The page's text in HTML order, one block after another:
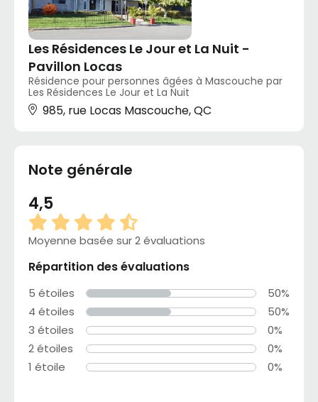
Les Résidences Le Jour et La Nuit -
Pavillon Locas
Résidence pour personnes âgées à Mascouche par
Les Résidences Le Jour et La Nuit
985, rue Locas Mascouche, QC
Note générale
4,5
Moyenne basée sur 2 évaluations
Répartition des évaluations
5 étoiles
50%
4 étoiles
50%
3 étoiles
0%
2 étoiles
0%
1 étoile
0%